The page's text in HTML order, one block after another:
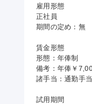
雇用形態
正社員
期間の定め：無
賃金形態
形態：年俸制
備考：年俸￥
諸手当：通勤手
試用期間